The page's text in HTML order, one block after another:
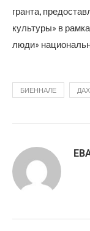
гранта,
культуры» в
люди»
БИЕННАЛЕ